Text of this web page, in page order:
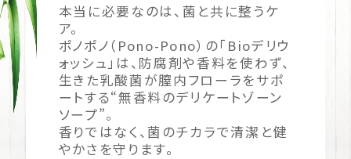
本当に必要なのは、菌と共に整うケ
ア。
ポノポノ（Pono-Pono）の「Bioデリウ
ォッシュ」は、防腐剤や香料を使わず、
生きた乳酸菌が膣内フローラをサポ
ートする“無香料のデリケートゾーン
ソープ”。
香りではなく、菌のチカラで清潔と健
やかさを守ります。